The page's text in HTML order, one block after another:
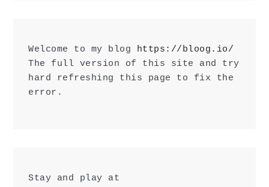
Welcome to my blog https://bloog.io/
The full version of this site and try
hard refreshing this page to fix the
error.